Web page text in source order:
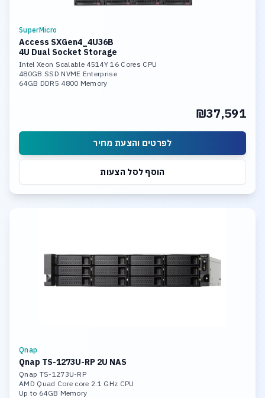
SuperMicro
Access SXGen4_4U36B
4U Dual Socket Storage
Intel Xeon Scalable 4514Y 16 Cores CPU
480GB SSD NVME Enterprise
64GB DDR5 4800 Memory
₪37,591
לפרטים והצעת מחיר
הוסף לסל הצעות
Qnap
Qnap TS-1273U-RP 2U NAS
Qnap TS-1273U-RP
AMD Quad Core core 2.1 GHz CPU
Up to 64GB Memory